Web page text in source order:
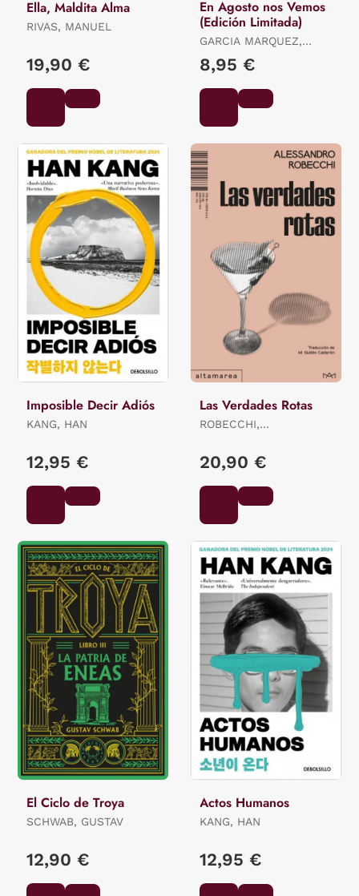
Ella, Maldita Alma
RIVAS, MANUEL
19,90 €
En Agosto nos Vemos
(Edición Limitada)
GARCIA MARQUEZ,
GABRIEL
8,95 €
Imposible Decir Adiós
KANG, HAN
12,95 €
Las Verdades Rotas
ROBECCHI,
20,90 €
El Ciclo de Troya
SCHWAB, GUSTAV
12,90 €
Actos Humanos
KANG, HAN
12,95 €